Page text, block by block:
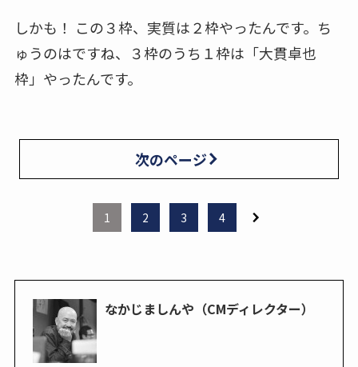
しかも！ この３枠、実質は２枠やったんです。ち
ゅうのはですね、３枠のうち１枠は「大貫卓也
枠」やったんです。
次のページ
1 2 3 4
なかじましんや（CMディレクター）